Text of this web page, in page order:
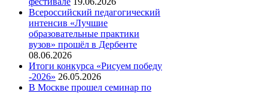
Всероссийский педагогический
интенсив «Лучшие
образовательные практики
вузов» прошёл в Дербенте
08.06.2026
Итоги конкурса «Рисуем победу
-2026» 26.05.2026
В Москве прошел семинар по